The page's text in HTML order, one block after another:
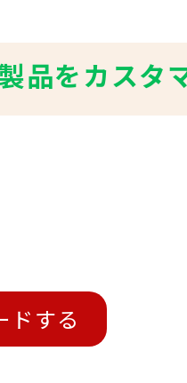
品をカスタ
ドする